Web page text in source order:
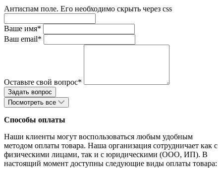
Антиспам поле. Его необходимо скрыть через css
Ваше имя*
Ваш email*
Оставьте свой вопрос*
Посмотреть все
Способы оплаты
Наши клиенты могут воспользоваться любым удобным
методом оплаты товара. Наша организация сотрудничает как с
физическими лицами, так и с юридическими (ООО, ИП). В
настоящий момент доступны следующие виды оплаты товара: